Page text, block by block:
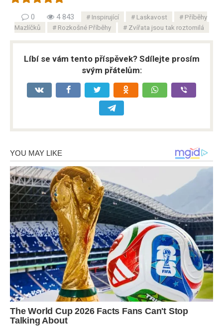
0 4 843 Inspirující Laskavost
Příběhy
Mazlíčků
Rozkošné Příběhy Zvířata jsou tak roztomilá
Líbí se vám tento příspěvek? Sdílejte prosím
svým přátelům: